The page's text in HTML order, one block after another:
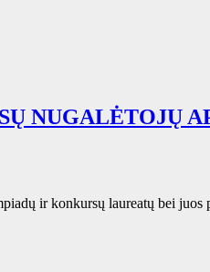
NUGALĖTOJŲ
ir konkursų laureatų bei